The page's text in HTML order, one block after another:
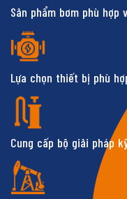
Sản phẩm bơm phù hợp
Lựa chọn thiết bị phù
Cung cấp bộ giải pháp